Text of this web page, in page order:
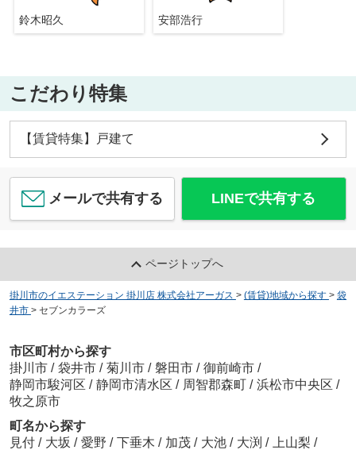
鈴木昭久 安部浩行
こだわり特集
【賃貸特集】戸建て
メールで共有する LINEで共有する
ページトップへ
掛川市のイエステーション 掛川店 株式会社アーガス > (賃貸)地域から探す > 袋
井市 > セブンカラーズ
市区町村から探す
掛川市 / 袋井市 / 菊川市 / 磐田市 / 御前崎市 /
静岡市駿河区 / 静岡市清水区 / 周智郡森町 / 浜松市中央区 /
牧之原市
町名から探す
見付 / 大坂 / 愛野 / 下垂木 / 加茂 / 大池 / 大渕 / 上山梨 /